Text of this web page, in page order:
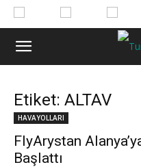
Etiket: ALTAV
HAVAYOLLARI
FlyArystan
Başlattı